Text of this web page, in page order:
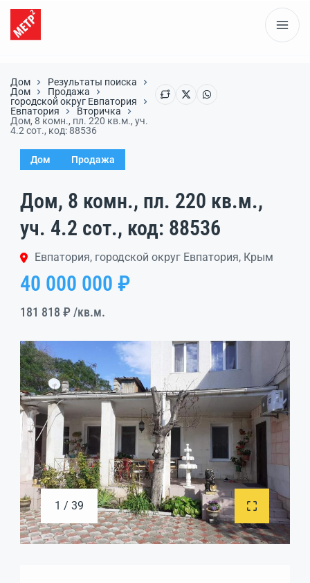
Дом
Результаты поиска
Дом
Продажа
городской округ Евпатория
Евпатория
Вторичка
Дом, 8 комн., пл. 220 кв.м., уч.
4.2 сот., код: 88536
Дом Продажа
Дом, 8 комн., пл. 220 кв.м.,
уч. 4.2 сот., код: 88536
Евпатория, городской округ Евпатория, Крым
40 000 000 ₽
181 818 ₽ /кв.м.
1 / 39